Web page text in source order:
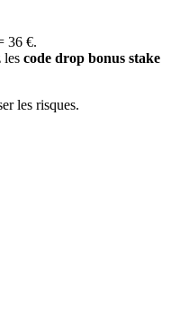
36 €.
les code drop bonus stake
les risques.